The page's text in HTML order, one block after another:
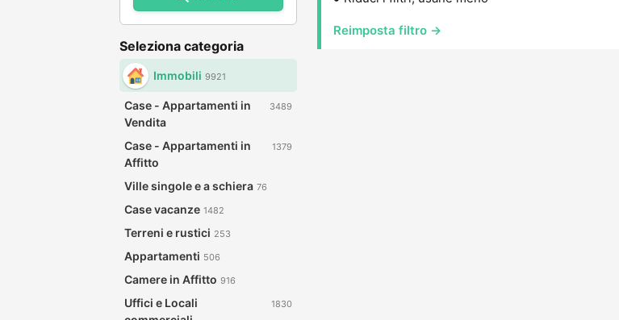
Seleziona categoria
Immobili 9921
Case - Appartamenti in
Vendita
3489
Case - Appartamenti in
Affitto
1379
Ville singole e a schiera 76
Case vacanze 1482
Terreni e rustici 253
Appartamenti 506
Camere in Affitto 916
Uffici e Locali
1830
Reimposta filtro →